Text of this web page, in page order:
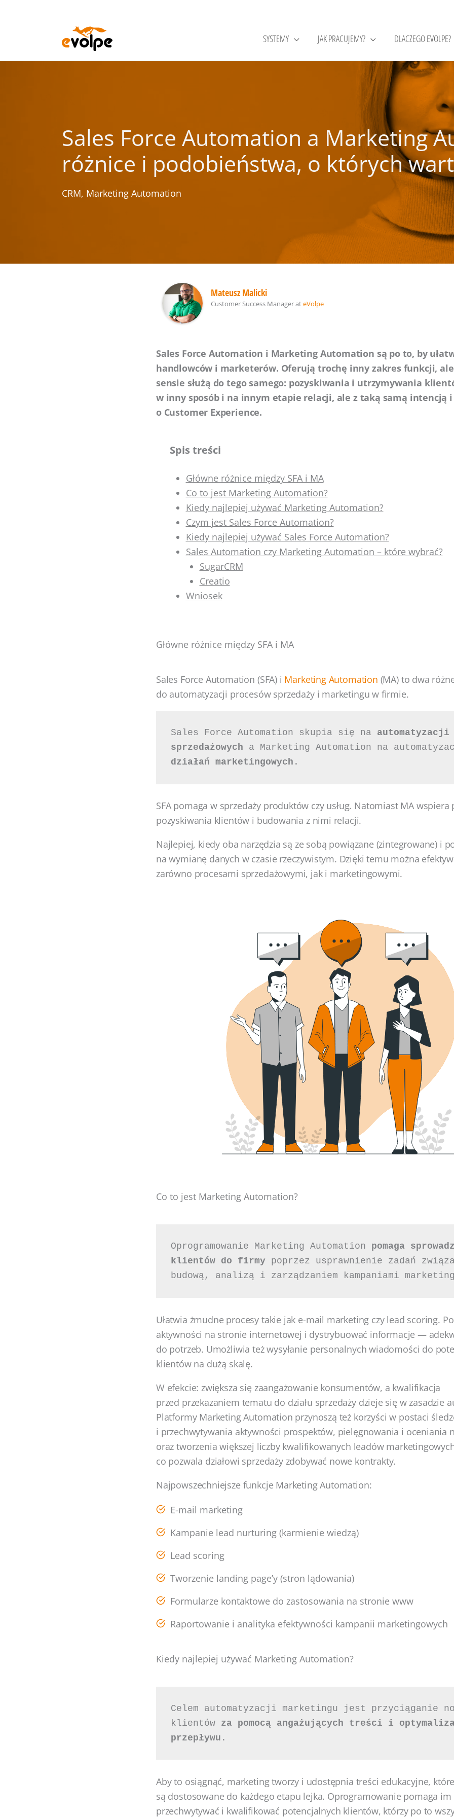
SYSTEMY JAK PRACUJEMY? DLACZEGO EVOLPE?
Sales Force Automation a Marketing
różnice i podobieństwa, o których
CRM, Marketing Automation
Mateusz Malicki
Customer Success ManagerateVolpe
Sales Force Automation i Marketing Automation są po to, by
handlowców i marketerów. Oferują trochę inny zakres funkcji,
sensie służą do tego samego: pozyskiwania i utrzymywania
w inny sposób i na innym etapie relacji, ale z taką samą intencją i
o Customer Experience.
Spis treści
Główne różnice między SFA i MA
Co to jest Marketing Automation?
Kiedy najlepiej używać Marketing Automation?
Czym jest Sales Force Automation?
Kiedy najlepiej używać Sales Force Automation?
Sales Automation czy Marketing Automation – które wybrać?
SugarCRM
Creatio
Wniosek
Główne różnice między SFA i MA
Sales Force Automation (SFA) i Marketing Automation (MA) to dwa
do automatyzacji procesów sprzedaży i marketingu w firmie.
Sales Force Automation skupia się na automatyzacji
sprzedażowych
działań marketingowych .
SFA pomaga w sprzedaży produktów czy usług. Natomiast MA wspiera
pozyskiwania klientów i budowania z nimi relacji.
Najlepiej, kiedy oba narzędzia są ze sobą powiązane (zintegrowane) i
na wymianę danych w czasie rzeczywistym. Dzięki temu można
zarówno procesami sprzedażowymi, jak i marketingowymi.
Co to jest Marketing Automation?
Oprogramowanie Marketing Automation pomaga
klientów do firmy poprzez usprawnienie zadań
budową, analizą i zarządzaniem kampaniami
Ułatwia żmudne procesy takie jak e-mail marketing czy lead scoring.
aktywności na stronie internetowej i dystrybuować informacje —
do potrzeb. Umożliwia też wysyłanie personalnych wiadomości do
klientów na dużą skalę.
W efekcie: zwiększa się zaangażowanie konsumentów, a kwalifikacja
przed przekazaniem tematu do działu sprzedaży dzieje się w zasadzie
Platformy Marketing Automation przynoszą też korzyści w postaci
i przechwytywania aktywności prospektów, pielęgnowania i oceniania
oraz tworzenia większej liczby kwalifikowanych leadów
co pozwala działowi sprzedaży zdobywać nowe kontrakty.
Najpowszechniejsze funkcje Marketing Automation:
E-mail marketing
Kampanie lead nurturing (karmienie wiedzą)
Lead scoring
Tworzenie landing page’y (stron lądowania)
Formularze kontaktowe do zastosowania na stronie www
Raportowanie i analityka efektywności kampanii marketingowych
Kiedy najlepiej używać Marketing Automation?
Celem automatyzacji marketingu jest przyciąganie
klientów za pomocą angażujących treści i
przepływu .
Aby to osiągnąć, marketing tworzy i udostępnia treści edukacyjne, które
są dostosowane do każdego etapu lejka. Oprogramowanie pomaga im
przechwytywać i kwalifikować potencjalnych klientów, którzy po to